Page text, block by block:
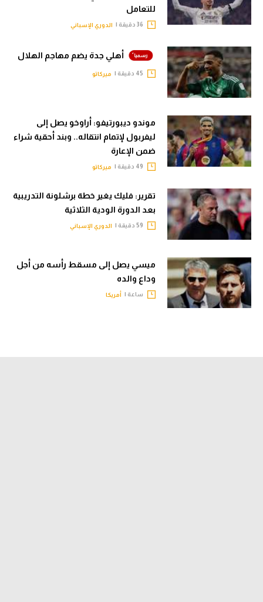
للتعامل
الدوري الإسباني
أهلي جدة يضم مهاجم الهلال
ميركاتو
موندو ديبورتيفو: أراوخو يصل إلى
ليفربول لإتمام انتقاله.. وبند أحقية شراء
ضمن الإعارة
ميركاتو
تقرير: فليك يغير خطة برشلونة التدريبية
بعد الدورة الودية الثلاثية
الدوري الإسباني
ميسي يصل إلى مسقط رأسه من أجل
وداع والده
ساعة | أمريكا